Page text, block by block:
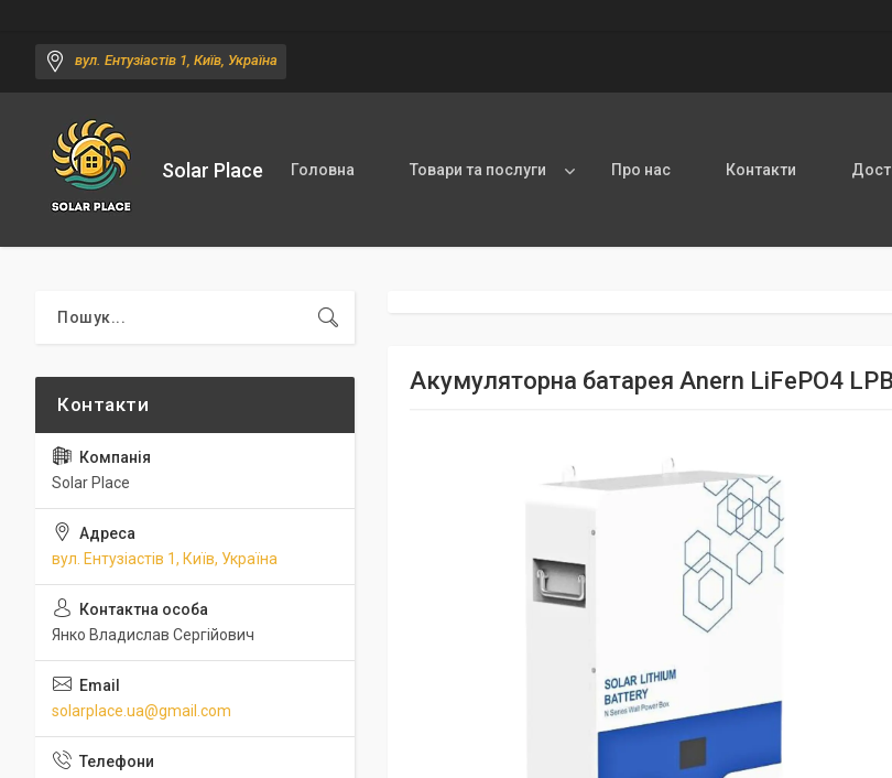
вул. Ентузіастів 1, Київ, Україна
Solar Place Головна Товари та послуги Про нас Контакти
Акумуляторна батарея Anern LiFePO4
Solar Place
вул. Ентузіастів 1, Київ, Україна
Янко Владислав Сергійович
solarplace.ua@gmail.com